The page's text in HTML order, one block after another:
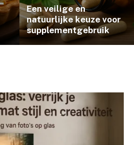
Een veilige en
natuurlijke keuze voor
supplementgebruik